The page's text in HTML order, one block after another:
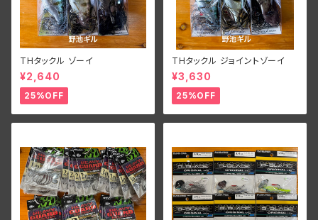
THタックル ゾーイ
¥2,640
25%OFF
THタックル ジョイントゾーイ
¥3,630
25%OFF